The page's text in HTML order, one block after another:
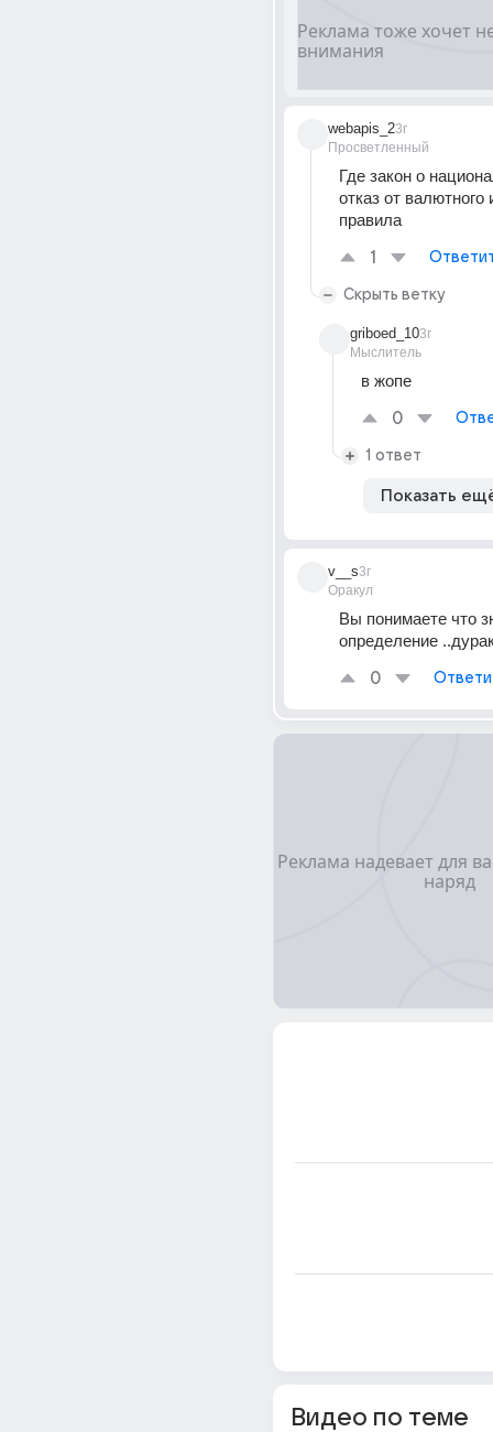
webapis_2
Просветленный
3г
Где закон о
отказ от
правила
1
Скрыть ветку
griboed_10
Мыслитель
3г
в жопе
0
1 ответ
Показать
v__s
Оракул
3г
Вы понимаете что
определение
0
Видео по теме